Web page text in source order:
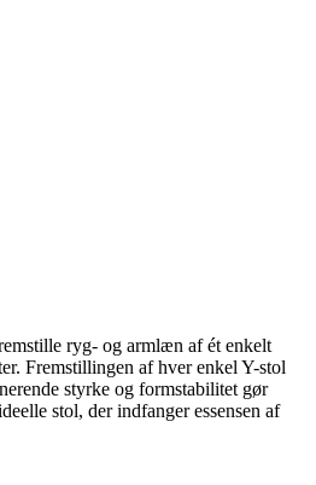
ryg- og armlæn af ét enkelt
Fremstillingen af hver enkel Y-stol
styrke og formstabilitet gør
stol, der indfanger essensen af